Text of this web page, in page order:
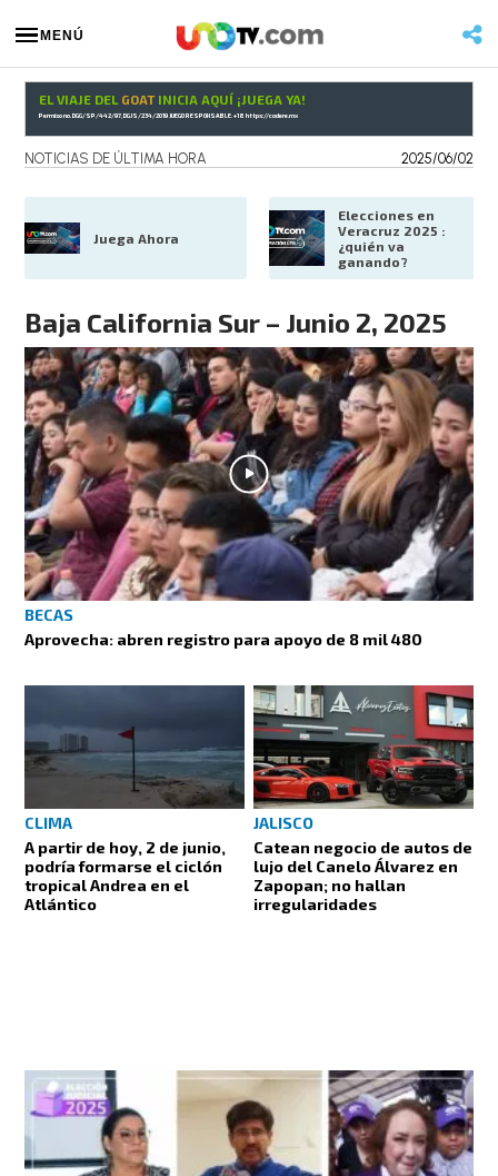
MENÚ
EL VIAJE DEL GOATINICIA AQUÍ ¡JUEGA YA!
Permiso no. DGG/SP/442/97, DGJS/234/2019 JUEGO RESPONSABLE. +18 https://codere.mx
NOTICIAS DE ÚLTIMA HORA 2025/06/02
Juega Ahora
Elecciones en
Veracruz 2025 :
¿quién va
ganando?
Baja California Sur – Junio 2, 2025
BECAS
Aprovecha: abren registro para apoyo de 8 mil 480
CLIMA
A partir de hoy, 2 de junio,
podría formarse el ciclón
tropical Andrea en el
Atlántico
JALISCO
Catean negocio de autos de
lujo del Canelo Álvarez en
Zapopan; no hallan
irregularidades